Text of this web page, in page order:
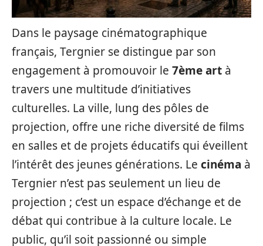
Dans le paysage cinématographique
français, Tergnier se distingue par son
engagement à promouvoir le 7ème art à
travers une multitude d’initiatives
culturelles. La ville, lung des pôles de
projection, offre une riche diversité de films
en salles et de projets éducatifs qui éveillent
l’intérêt des jeunes générations. Le cinéma à
Tergnier n’est pas seulement un lieu de
projection ; c’est un espace d’échange et de
débat qui contribue à la culture locale. Le
public, qu’il soit passionné ou simple